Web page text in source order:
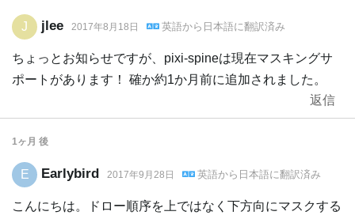
J jlee 2017年8月18日 英語から 日本語に翻訳済み
ちょっとお知らせですが、pixi-spineは現在マスキングサ
ポートがあります！ 確か約1か月前に追加されました。
返信
1ヶ月 後
E Earlybird 2017年9月28日 英語から 日本語に翻訳済み
こんにちは。ドロー順序を上ではなく下方向にマスクする